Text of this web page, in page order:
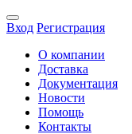
Вход Регистрация
О компании
Доставка
Документация
Новости
Помощь
Контакты